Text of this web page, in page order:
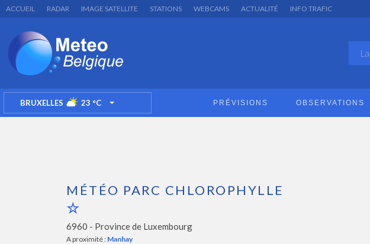
ACCUEIL RADAR IMAGE SATELLITE STATIONS WEBCAMS ACTUALITÉ INFO TRAFIC
BRUXELLES 23 °C TOGGLE DROPDOWN PRÉVISIONS OBSERVATIONS
MÉTÉO PARC CHLOROPHYLLE
6960 - Province de Luxembourg
A proximité : Manhay